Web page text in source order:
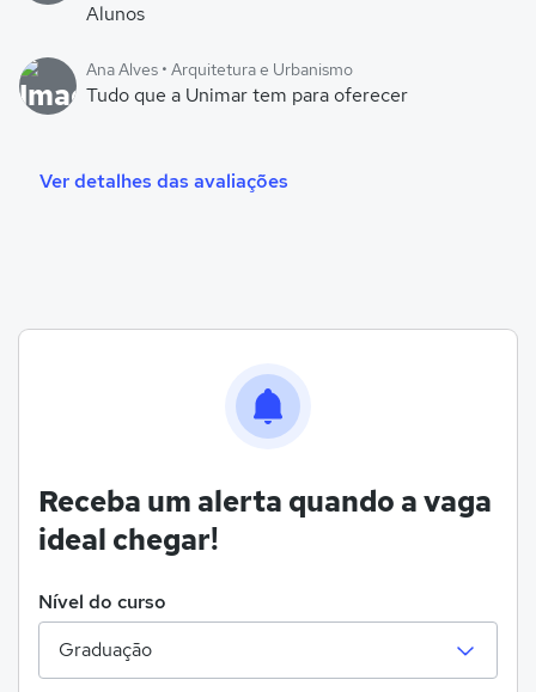
Alunos
Ana Alves • Arquitetura e Urbanismo
Tudo que a Unimar tem para oferecer
Ver detalhes das avaliações
Receba um alerta quando a vaga
ideal chegar!
Nível do curso